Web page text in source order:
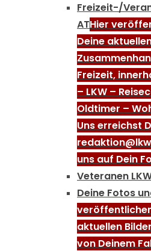
Freizeit-/
ATHier
Deine
Freizeit,
– LKW –
Oldtimer –
Uns erreichst
uns auf Dein
Veteranen
Deine Fotos
aktuellen
von Deinem